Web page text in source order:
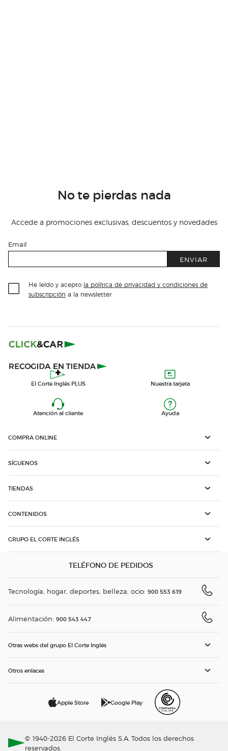
No te pierdas nada
Accede a promociones exclusivas, descuentos y novedades
Email
ENVIAR
He leído y acepto la política de privacidad y condiciones de
subscripción a la newsletter
El Corte Inglés PLUS Nuestra tarjeta
Atención al cliente Ayuda
COMPRA ONLINE
SÍGUENOS
TIENDAS
CONTENIDOS
GRUPO EL CORTE INGLÉS
TELÉFONO DE PEDIDOS
Tecnología, hogar, deportes, belleza, ocio: 900 553 619
Alimentación: 900 543 447
Otras webs del grupo El Corte Inglés
Otros enlaces
Apple Store Google Play
© 1940-2026 El Corte Inglés S.A. Todos los derechos
reservados.